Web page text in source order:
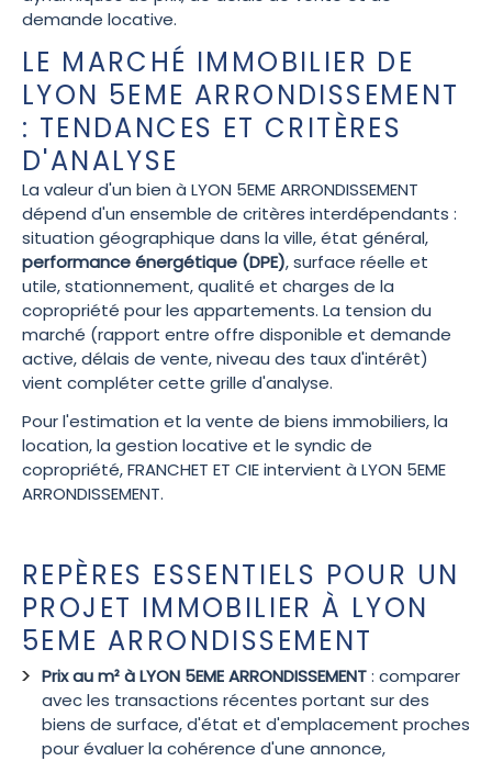
demande locative.
LE MARCHÉ IMMOBILIER DE
LYON 5EME ARRONDISSEMENT
: TENDANCES ET CRITÈRES
D'ANALYSE
La valeur d'un bien à LYON 5EME ARRONDISSEMENT
dépend d'un ensemble de critères interdépendants :
situation géographique dans la ville, état général,
performance énergétique (DPE), surface réelle et
utile, stationnement, qualité et charges de la
copropriété pour les appartements. La tension du
marché (rapport entre offre disponible et demande
active, délais de vente, niveau des taux d'intérêt)
vient compléter cette grille d'analyse.
Pour l'estimation et la vente de biens immobiliers, la
location, la gestion locative et le syndic de
copropriété, FRANCHET ET CIE intervient à LYON 5EME
ARRONDISSEMENT.
REPÈRES ESSENTIELS POUR UN
PROJET IMMOBILIER À LYON
5EME ARRONDISSEMENT
Prix au m² à LYON 5EME ARRONDISSEMENT: comparer
avec les transactions récentes portant sur des
biens de surface, d'état et d'emplacement proches
pour évaluer la cohérence d'une annonce,